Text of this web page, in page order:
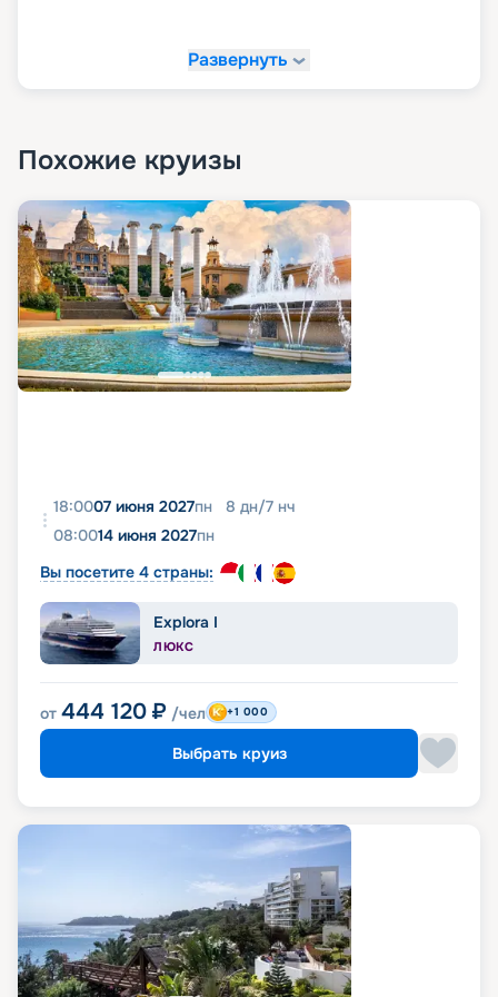
Медицинский кабинет;
Развернуть
Похожие круизы
18:0007 июня 2027пн 8 дн/7 нч
08:0014 июня 2027пн
Вы посетите 4 страны:
Explora I
ЛЮКС
от 444 120 ₽ /чел +1 000
Выбрать круиз